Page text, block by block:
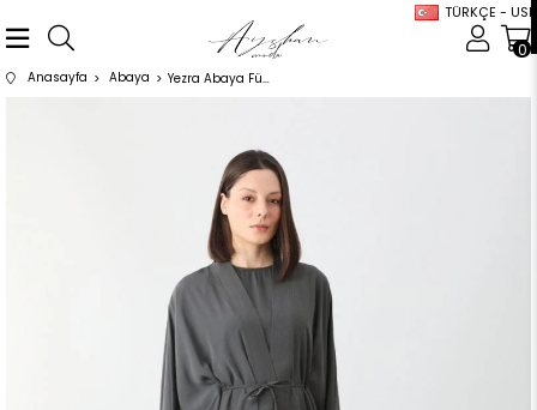
TÜRKÇE - USD
0
Anasayfa Abaya Yezra Abaya Füme